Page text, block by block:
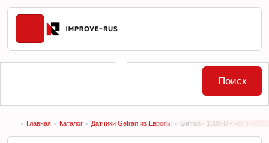
Главная Каталог Датчики Gefran из Европы Gefran - 1800-DRRD-II-04-0-
Поиск